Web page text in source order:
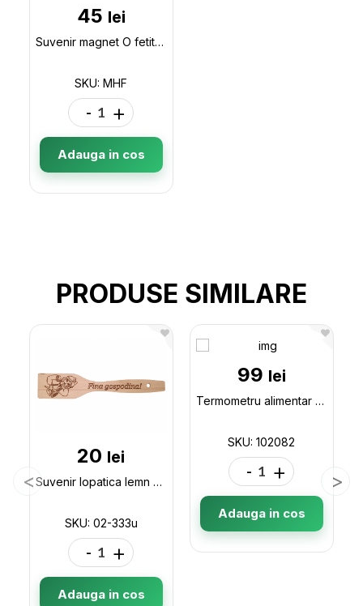
45 lei
Suvenir magnet O fetita, mdf MHF
SKU: MHF
- +
Adauga in cos
PRODUSE SIMILARE
20 lei
Suvenir lopatica lemn de bucatarie 30cm 02-333u
SKU: 02-333u
- +
Adauga in cos
99 lei
Termometru alimentar (102082) forma pix 102082
SKU: 102082
- +
Adauga in cos